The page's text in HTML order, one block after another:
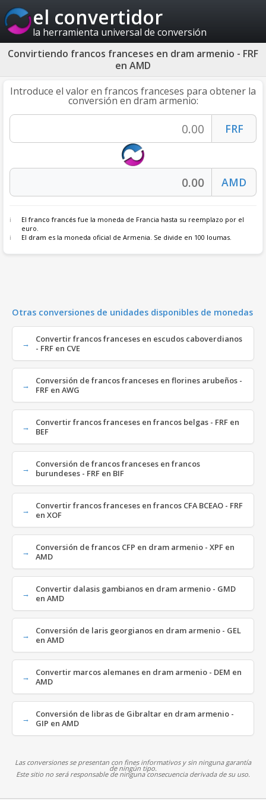
el convertidor
la herramienta universal de conversión
Convirtiendo francos franceses en dram armenio - FRF
en AMD
Introduce el valor en francos franceses para obtener la
conversión en dram armenio:
Elfranco francés fue la moneda de Francia hasta su reemplazo por el
euro.
El dram es la moneda oficial de Armenia. Se divide en 100 loumas.
Otras conversiones de unidades disponibles de monedas
Convertir francos franceses en escudos caboverdianos
- FRF en CVE
Conversión de francos franceses en florines arubeños -
FRF en AWG
Convertir francos franceses en francos belgas - FRF en
BEF
Conversión de francos franceses en francos
burundeses - FRF en BIF
Convertir francos franceses en francos CFA BCEAO - FRF
en XOF
Conversión de francos CFP en dram armenio - XPF en
AMD
Convertir dalasis gambianos en dram armenio - GMD
en AMD
Conversión de laris georgianos en dram armenio - GEL
en AMD
Convertir marcos alemanes en dram armenio - DEM en
AMD
Conversión de libras de Gibraltar en dram armenio -
GIP en AMD
Las conversiones se presentan con fines informativos y sin ninguna garantía
de ningún tipo.
Este sitio no será responsable de ninguna consecuencia derivada de su uso.